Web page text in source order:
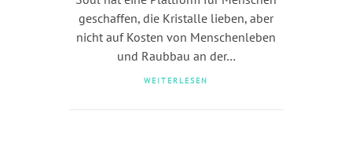
geschaffen, die Kristalle lieben, aber
nicht auf Kosten von Menschenleben
und Raubbau an der…
WEITERLESEN